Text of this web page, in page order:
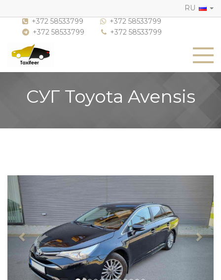
RU
+372 58533799
+372 58533799
+372 58533799
+372 58533799
СУГ Toyota Avensis
Previous